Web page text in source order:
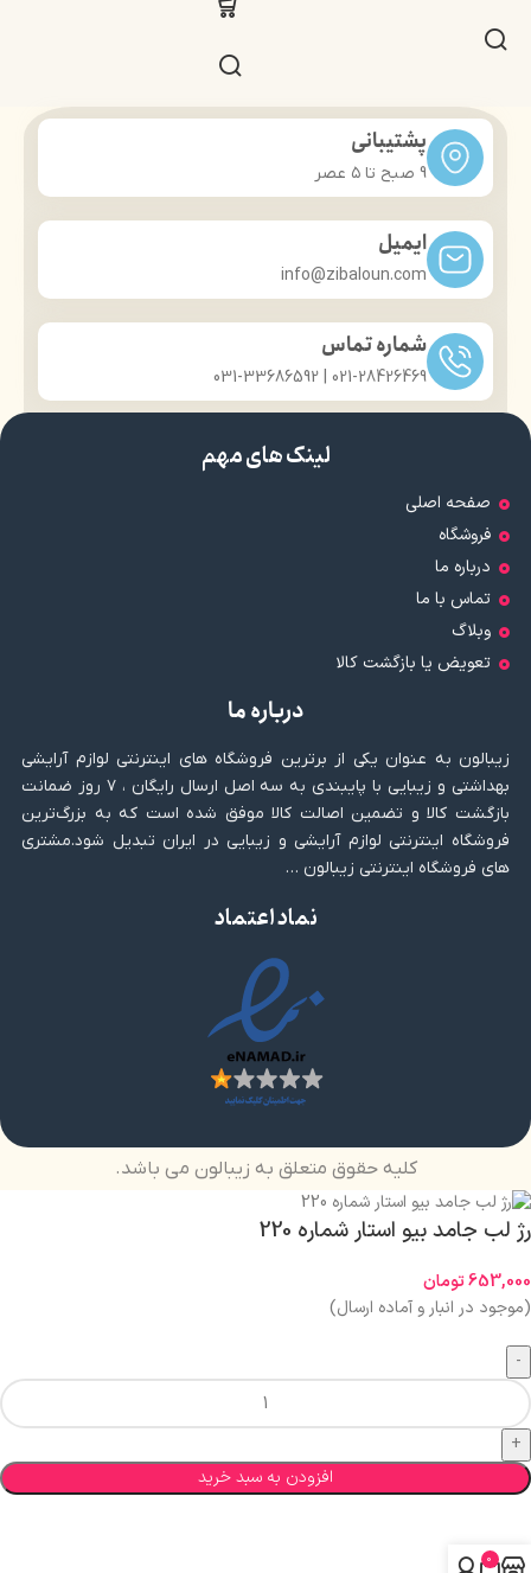
پشتیبانی
9 صبح تا ۵ عصر
ایمیل
info@zibaloun.com
شماره تماس
021-28426469 | 031-33686592
لینک های مهم
صفحه اصلی
فروشگاه
درباره ما
تماس با ما
وبلاگ
تعویض یا بازگشت کالا
درباره ما
زیبالون به عنوان یکی از برترین فروشگاه های اینترنتی لوازم آرایشی
بهداشتی و زیبایی با پایبندی به سه اصل ارسال رایگان ، ۷ روز ضمانت
بازگشت کالا و تضمین اصالت کالا موفق شده است که به بزرگ‌ترین
فروشگاه اینترنتی لوازم آرایشی و زیبایی در ایران تبدیل شود.مشتری
های فروشگاه اینترنتی زیبالون …
نماد اعتماد
کلیه حقوق متعلق به زیبالون می باشد.
رژ لب جامد بیو استار شماره 220
653,000تومان
(موجود در انبار و آماده ارسال)
افزودن به سبد خرید
0